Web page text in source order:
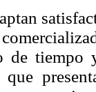
de
que